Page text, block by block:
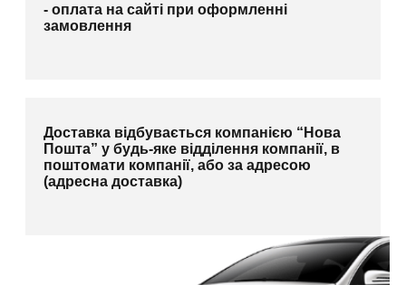
- оплата на сайті при оформленні
замовлення
Доставка відбувається компанією “Нова
Пошта” у будь-яке відділення компанії, в
поштомати компанії, або за адресою
(адресна доставка)